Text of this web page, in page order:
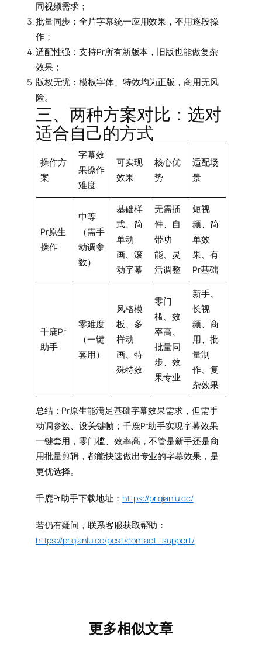
同视频需求；
批量同步：全片字幕统一应用效果，不用逐段操
作；
适配性强：支持Pr所有新版本，旧版也能做复杂
效果；
版权无忧：模板字体、特效均为正版，商用无风
险。
三、两种方案对比：选对
适合自己的方式
操作方
案
字幕效
果操作
难度
可实现
效果
核心优
势
适配场
景
Pr原生
操作
中等
（需手
动调参
数）
基础样
式、简
单动
画、滚
动字幕
无需插
件、自
带功
能、灵
活调整
短视
频、简
单效
果、有
Pr基础
千鹿Pr
助手
零难度
（一键
套用）
风格模
板、多
样动
画、特
殊特效
零门
槛、效
率高、
批量同
步、效
果专业
新手、
长视
频、商
用、批
量制
作、复
杂效果
总结：Pr原生能满足基础字幕效果需求，但需手
动调参数、设关键帧；千鹿Pr助手实现字幕效果
一键套用，零门槛、效率高，不管是新手还是商
用批量剪辑，都能快速做出专业的字幕效果，是
更优选择。
千鹿Pr助手下载地址： https://pr.qianlu.cc/
若仍有疑问，联系客服获取帮助：
https://pr.qianlu.cc/post/contact_support/
更多相似文章